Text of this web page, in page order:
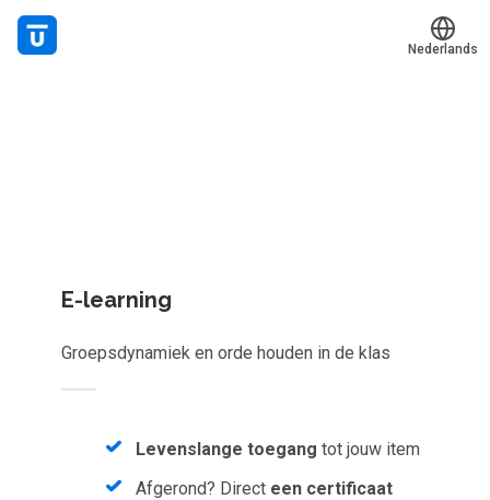
Nederlands
E-learning
Groepsdynamiek en orde houden in de klas
Levenslange toegang tot jouw item
Afgerond? Direct een certificaat